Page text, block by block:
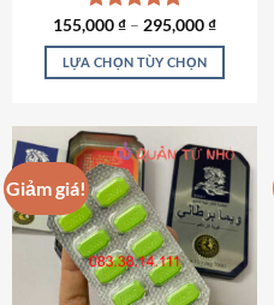
Được xếp
hạng4.95
5 sao
155,000₫ – 295,000₫
LỰA CHỌN TÙY CHỌN
này
có
nhiều
biến
thể.
Các
tùy
Giảm giá!